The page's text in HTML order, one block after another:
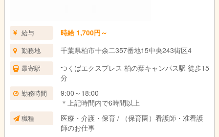
給与 時給 1,700円～
勤務地 千葉県柏市十余二357番地15中央243街区4
最寄駅
つくばエクスプレス 柏の葉キャンパス駅 徒歩15
分
勤務時間
9:00～18:00
＊上記時間内で6時間以上
職種
医療・介護・保育 / （保育園）看護師・准看護
師のお仕事